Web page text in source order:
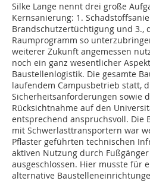
Silke Lange nennt drei große
Kernsanierung: 1.
Brandschutzertüchtigung und 3.,
Raumprogramm so
weiterer Zukunft angemessen
noch ein ganz wesentlicher
Baustellenlogistik. Die gesamte
laufendem Campusbetrieb statt,
Sicherheitsanforderungen sowie
Rücksichtnahme auf den
entsprechend anspruchsvoll. Die
mit Schwerlasttransportern war
Pflaster geführten technischen
aktiven Nutzung durch
ausgeschlossen. Hier musste für
alterna­tive